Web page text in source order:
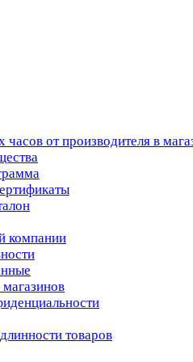
от производителя в
компании
товаров